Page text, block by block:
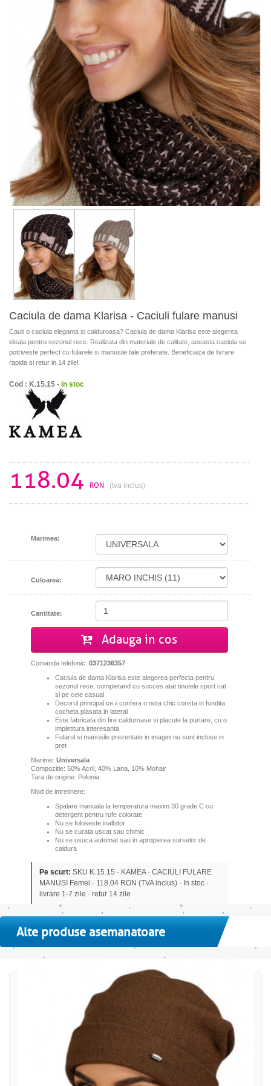
Caciula de dama Klarisa - Caciuli fulare manusi
Cauti o caciula eleganta si calduroasa? Caciula de dama Klarisa este alegerea
ideala pentru sezonul rece. Realizata din materiale de calitate, aceasta caciula se
potriveste perfect cu fularele si manusile tale preferate. Beneficiaza de livrare
rapida si retur in 14 zile!
Cod : K.15.15 - in stoc
118.04 RON (tva inclus)
Marimea:
Culoarea:
Cantitate:
Adauga in cos
Comanda telefonic: 0371236357
Caciula de dama Klarisa este alegerea perfecta pentru
sezonul rece, completand cu succes atat tinutele sport cat
si pe cele casual
Decorul principal ce ii confera o nota chic consta in fundita
cocheta plasata in lateral
Este fabricata din fire calduroase si placute la purtare, cu o
impletitura interesanta
Fularul si manusile prezentate in imagini nu sunt incluse in
pret
Marime: Universala
Compozitie: 50% Acril, 40% Lana, 10% Mohair
Tara de origine: Polonia
Mod de intretinere:
Spalare manuala la temperatura maxim 30 grade C cu
detergent pentru rufe colorate
Nu se foloseste inalbitor
Nu se curata uscat sau chimic
Nu se usuca automat sau in apropierea surselor de
caldura
Pe scurt: SKU K.15.15 · KAMEA · CACIULI FULARE
MANUSI Femei · 118,04 RON (TVA inclus) · In stoc ·
livrare 1-7 zile · retur 14 zile
Alte produse asemanatoare